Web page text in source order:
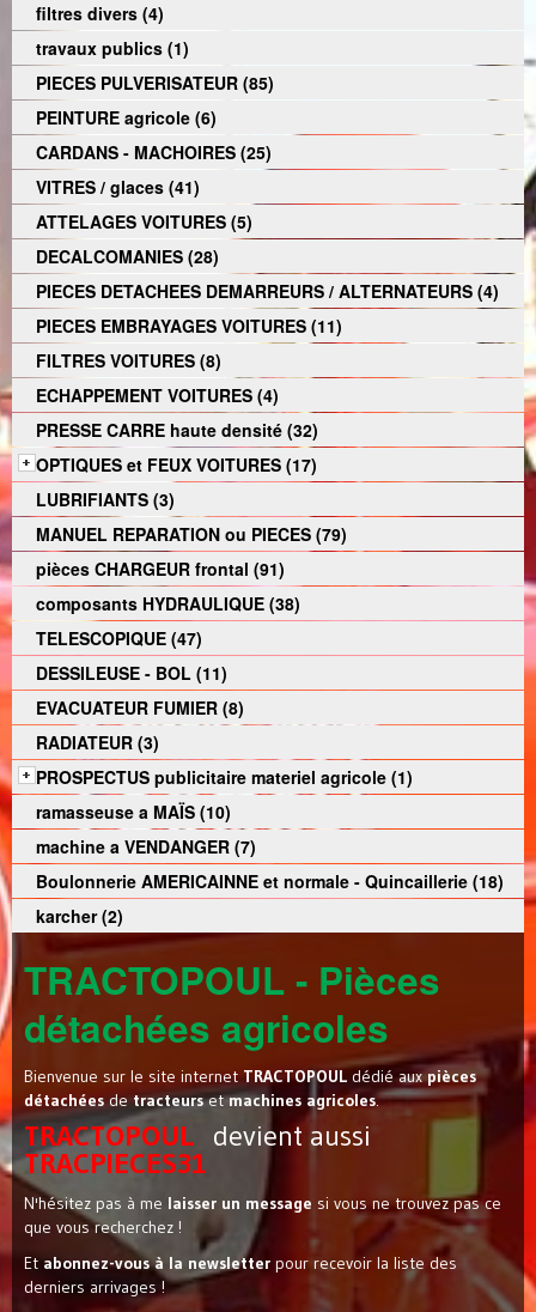
filtres divers (4)
travaux publics (1)
PIECES PULVERISATEUR (85)
PEINTURE agricole (6)
CARDANS - MACHOIRES (25)
VITRES / glaces (41)
ATTELAGES VOITURES (5)
DECALCOMANIES (28)
PIECES DETACHEES DEMARREURS / ALTERNATEURS (4)
PIECES EMBRAYAGES VOITURES (11)
FILTRES VOITURES (8)
ECHAPPEMENT VOITURES (4)
PRESSE CARRE haute densité (32)
OPTIQUES et FEUX VOITURES (17)
LUBRIFIANTS (3)
MANUEL REPARATION ou PIECES (79)
pièces CHARGEUR frontal (91)
composants HYDRAULIQUE (38)
TELESCOPIQUE (47)
DESSILEUSE - BOL (11)
EVACUATEUR FUMIER (8)
RADIATEUR (3)
PROSPECTUS publicitaire materiel agricole (1)
ramasseuse a MAÏS (10)
machine a VENDANGER (7)
Boulonnerie AMERICAINNE et normale - Quincaillerie (18)
karcher (2)
TRACTOPOUL - Pièces
détachées agricoles
Bienvenue sur le site internetTRACTOPOUL dédié auxpièces
détachéesdetracteursetmachines agricoles.
TRACTOPOUL devient aussi
TRACPIECES31
N'hésitez pas à me laisser un message si vous ne trouvez pas ce
que vous recherchez !
Et abonnez-vous à la newsletter pour recevoir la liste des
derniers arrivages !